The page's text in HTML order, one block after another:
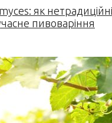
як
пивоваріння